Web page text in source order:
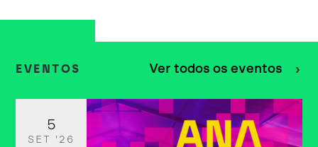
EVENTOS Ver todos os eventos
5
SET '26